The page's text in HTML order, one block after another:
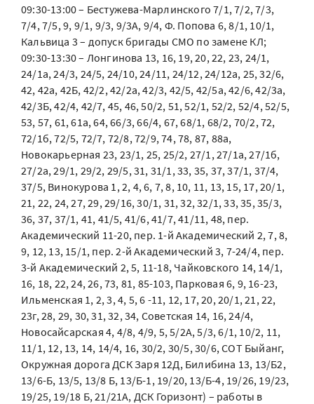
09:30-13:00 – Бестужева-Марлинского 7/1, 7/2, 7/3,
7/4, 7/5, 9, 9/1, 9/3, 9/3А, 9/4, Ф. Попова 6, 8/1, 10/1,
Кальвица 3 – допуск бригады СМО по замене КЛ;
09:30-13:30 – Лонгинова 13, 16, 19, 20, 22, 23, 24/1,
24/1а, 24/3, 24/5, 24/10, 24/11, 24/12, 24/12а, 25, 32/6,
42, 42а, 42Б, 42/2, 42/2а, 42/3, 42/5, 42/5а, 42/6, 42/3а,
42/3Б, 42/4, 42/7, 45, 46, 50/2, 51, 52/1, 52/2, 52/4, 52/5,
53, 57, 61, 61а, 64, 66/3, 66/4, 67, 68/1, 68/2, 70/2, 72,
72/1б, 72/5, 72/7, 72/8, 72/9, 74, 78, 87, 88а,
Новокарьерная 23, 23/1, 25, 25/2, 27/1, 27/1а, 27/1б,
27/2а, 29/1, 29/2, 29/5, 31, 31/1, 33, 35, 37, 37/1, 37/4,
37/5, Винокурова 1, 2, 4, 6, 7, 8, 10, 11, 13, 15, 17, 20/1,
21, 22, 24, 27, 29, 29/16, 30/1, 31, 32, 32/1, 33, 35, 35/3,
36, 37, 37/1, 41, 41/5, 41/6, 41/7, 41/11, 48, пер.
Академический 11-20, пер. 1-й Академический 2, 7, 8,
9, 12, 13, 15/1, пер. 2-й Академический 3, 7-24/4, пер.
3-й Академический 2, 5, 11-18, Чайковского 14, 14/1,
16, 18, 22, 24, 26, 73, 81, 85-103, Парковая 6, 9, 16-23,
Ильменская 1, 2, 3, 4, 5, 6 -11, 12, 17, 20, 20/1, 21, 22,
23г, 28, 29, 30, 31, 32, 34, Советская 14, 16, 24/4,
Новосайсарская 4, 4/8, 4/9, 5, 5/2А, 5/3, 6/1, 10/2, 11,
11/1, 12, 13, 14, 14/4, 16, 30/2, 30/5, 30/6, СОТ Быйанг,
Окружная дорога ДСК Заря 12Д, Билибина 13, 13/Б2,
13/6-Б, 13/5, 13/8 Б, 13/Б-1, 19/20, 13/Б-4, 19/26, 19/23,
19/25, 19/18 Б, 21/21А, ДСК Горизонт) – работы в